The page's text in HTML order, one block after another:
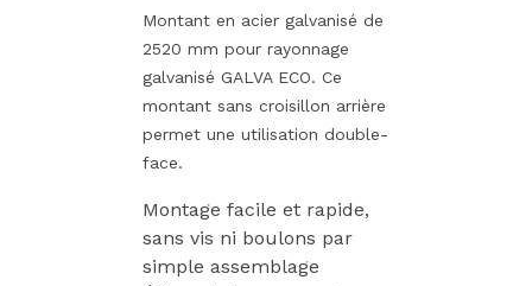
Montant en acier galvanisé de
2520 mm pour rayonnage
galvanisé GALVA ECO. Ce
montant sans croisillon arrière
permet une utilisation double-
face.
Montage facile et rapide,
sans vis ni boulons par
simple assemblage